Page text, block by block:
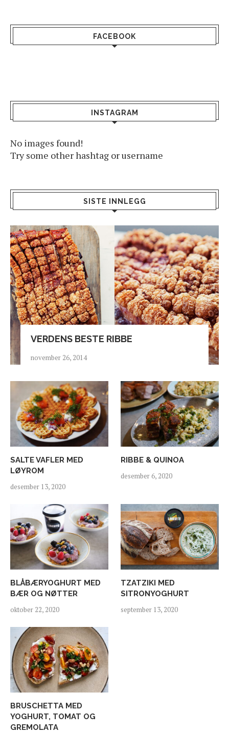
FACEBOOK
INSTAGRAM
No images found!
Try some other hashtag or username
SISTE INNLEGG
VERDENS BESTE RIBBE
november 26, 2014
SALTE VAFLER MED
LØYROM
desember 13, 2020
RIBBE & QUINOA
desember 6, 2020
BLÅBÆRYOGHURT MED
BÆR OG NØTTER
oktober 22, 2020
TZATZIKI MED
SITRONYOGHURT
september 13, 2020
BRUSCHETTA MED
YOGHURT, TOMAT OG
GREMOLATA